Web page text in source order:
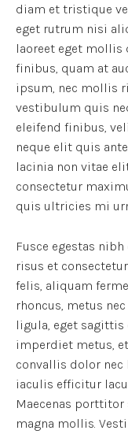
diam et tristique
eget rutrum nisi
laoreet eget mollis
finibus, quam at
ipsum, nec mollis
vestibulum quis
eleifend finibus,
neque elit quis
lacinia non vitae
consectetur
quis ultricies mi
Fusce egestas
risus et
felis, aliquam
rhoncus, metus
ligula, eget sagittis
imperdiet metus,
convallis dolor nec
iaculis efficitur
Maecenas porttitor
magna mollis.